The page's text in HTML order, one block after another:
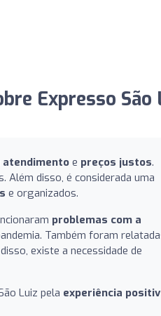
Expresso São
atendimento e preços justos.
Além disso, é considerada uma
e organizados.
problemas com a
Também foram
existe a necessidade de
Luiz pela experiência